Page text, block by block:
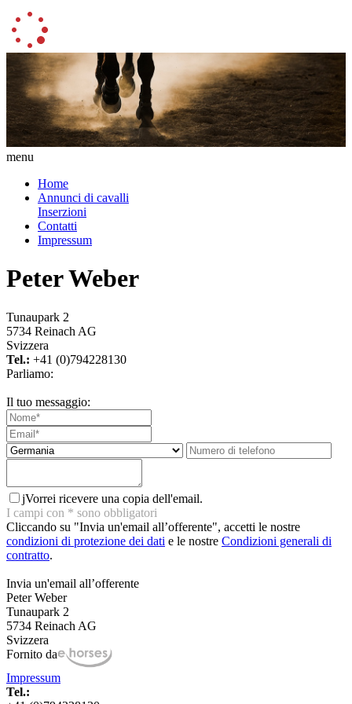
menu
Home
Annunci di cavalli
Inserzioni
Contatti
Impressum
Peter Weber
Tunaupark 2
5734 Reinach AG
Svizzera
Tel.: +41 (0)794228130
Parliamo:
Il tuo messaggio:
jVorrei ricevere una copia dell'email.
I campi con * sono obbligatori
Cliccando su "Invia un'email all’offerente", accetti le nostre
condizioni di protezione dei dati e le nostre Condizioni generali di
contratto.
Invia un'email all’offerente
Peter Weber
Tunaupark 2
5734 Reinach AG
Svizzera
Fornito da
Impressum
Tel.: